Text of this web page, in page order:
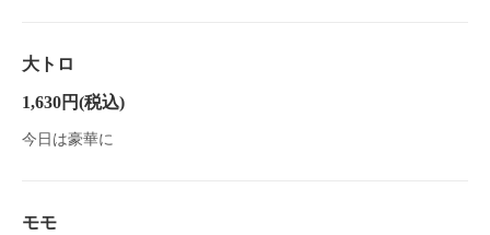
大トロ
1,630円(税込)
今日は豪華に
モモ